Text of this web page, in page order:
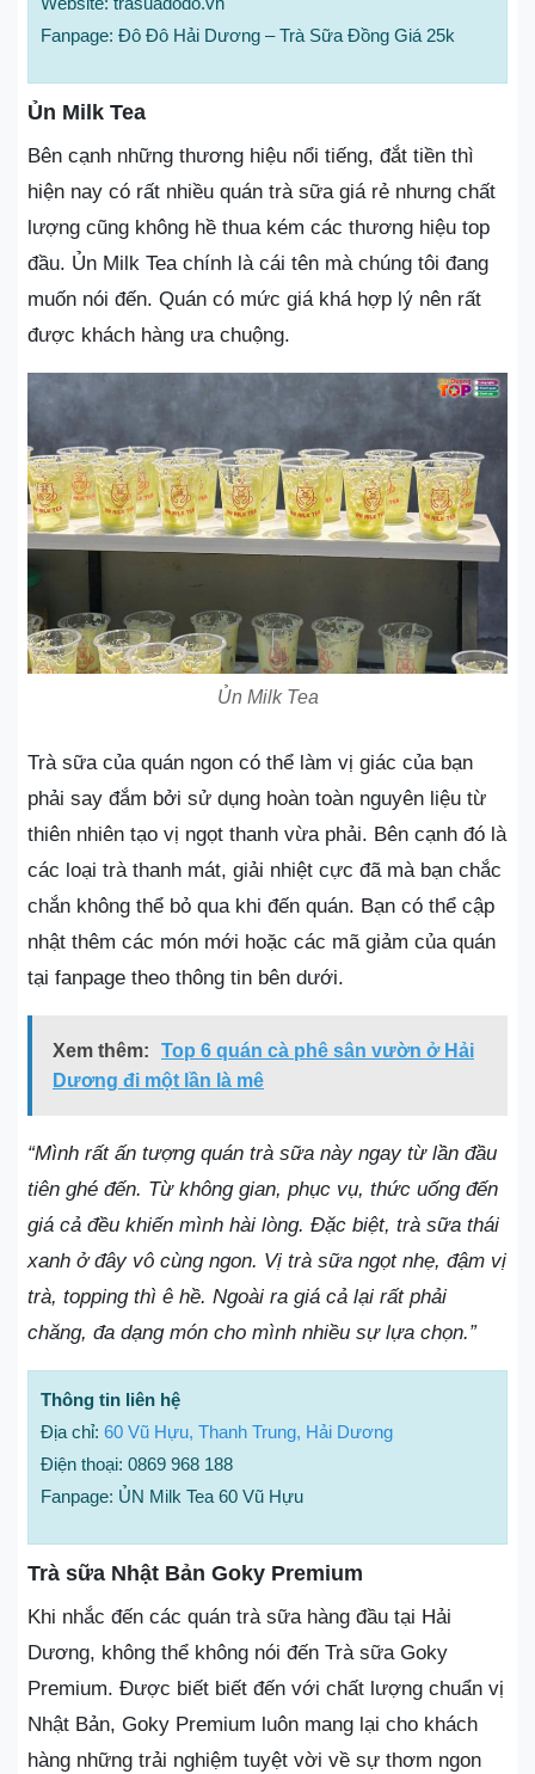
Fanpage: Đô Đô Hải Dương – Trà Sữa Đồng Giá 25k
Ủn Milk Tea
Bên cạnh những thương hiệu nổi tiếng, đắt tiền thì
hiện nay có rất nhiều quán trà sữa giá rẻ nhưng chất
lượng cũng không hề thua kém các thương hiệu top
đầu. Ủn Milk Tea chính là cái tên mà chúng tôi đang
muốn nói đến. Quán có mức giá khá hợp lý nên rất
được khách hàng ưa chuộng.
Ủn Milk Tea
Trà sữa của quán ngon có thể làm vị giác của bạn
phải say đắm bởi sử dụng hoàn toàn nguyên liệu từ
thiên nhiên tạo vị ngọt thanh vừa phải. Bên cạnh đó là
các loại trà thanh mát, giải nhiệt cực đã mà bạn chắc
chắn không thể bỏ qua khi đến quán. Bạn có thể cập
nhật thêm các món mới hoặc các mã giảm của quán
tại fanpage theo thông tin bên dưới.
Xem thêm:
Top 6 quán cà phê sân vườn ở Hải
Dương đi một lần là mê
“Mình rất ấn tượng quán trà sữa này ngay từ lần đầu
tiên ghé đến. Từ không gian, phục vụ, thức uống đến
giá cả đều khiến mình hài lòng. Đặc biệt, trà sữa thái
xanh ở đây vô cùng ngon. Vị trà sữa ngọt nhẹ, đậm vị
trà, topping thì ê hề. Ngoài ra giá cả lại rất phải
chăng, đa dạng món cho mình nhiều sự lựa chọn.”
Thông tin liên hệ
Địa chỉ: 60 Vũ Hựu, Thanh Trung, Hải Dương
Điện thoại: 0869 968 188
Fanpage: ỦN Milk Tea 60 Vũ Hựu
Trà sữa Nhật Bản Goky Premium
Khi nhắc đến các quán trà sữa hàng đầu tại Hải
Dương, không thể không nói đến Trà sữa Goky
Premium. Được biết biết đến với chất lượng chuẩn vị
Nhật Bản, Goky Premium luôn mang lại cho khách
hàng những trải nghiệm tuyệt vời về sự thơm ngon